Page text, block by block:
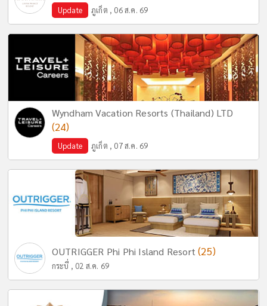
Update ภูเก็ต , 06 ส.ค. 69
Wyndham Vacation Resorts (Thailand) LTD
(24)
Update ภูเก็ต , 07 ส.ค. 69
OUTRIGGER Phi Phi Island Resort(25)
กระบี่ , 02 ส.ค. 69